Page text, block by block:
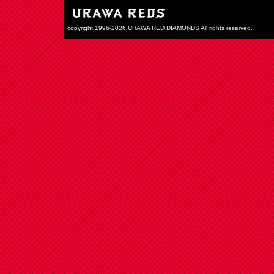
copyright 1996-2026 URAWA RED DIAMONDS All rights reserved.